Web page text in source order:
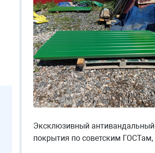
Эксклюзивный антивандальный
покрытия по советским